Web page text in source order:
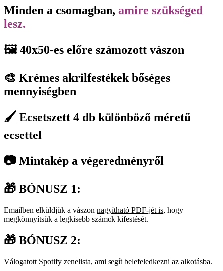
Minden a csomagban, amire szükséged
lesz.
🖼️ 40x50-es előre számozott vászon
🎨 Krémes akrilfestékek bőséges
mennyiségben
🖌️ Ecsetszett 4 db különböző méretű
ecsettel
📷 Mintakép a végeredményről
🎁 BÓNUSZ 1:
Emailben elküldjük a vászon nagyítható PDF-jét is, hogy
megkönnyítsük a legkisebb számok kifestését.
🎁 BÓNUSZ 2:
Válogatott Spotify zenelista, ami segít belefeledkezni az alkotásba.